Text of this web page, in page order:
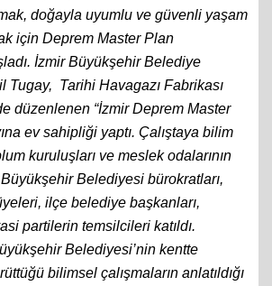
doğayla uyumlu ve güvenli yaşam
için Deprem Master Plan
İzmir Büyükşehir Belediye
Tugay, Tarihi Havagazı Fabrikası
düzenlenen “İzmir Deprem Master
ev sahipliği yaptı. Çalıştaya bilim
kuruluşları ve meslek odalarının
Belediyesi bürokratları,
ilçe belediye başkanları,
partilerin temsilcileri katıldı.
Belediyesi’nin kentte
bilimsel çalışmaların anlatıldığı